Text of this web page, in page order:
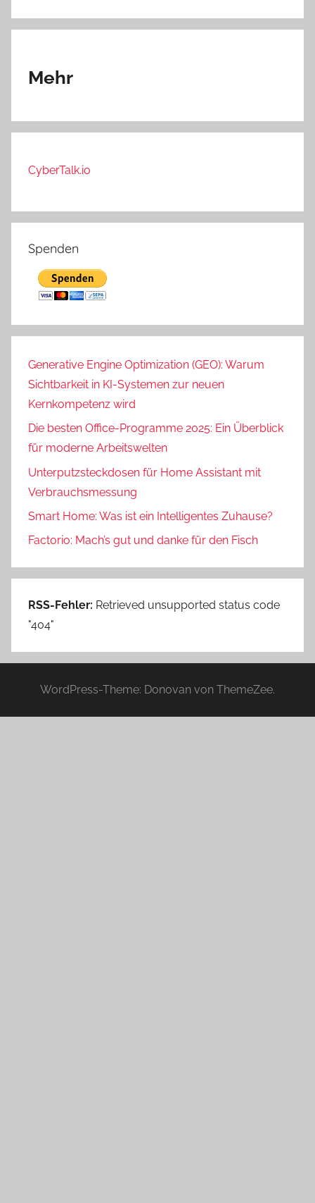
Mehr
CyberTalk.io
Spenden
Generative Engine Optimization (GEO): Warum
Sichtbarkeit in KI-Systemen zur neuen
Kernkompetenz wird
Die besten Office-Programme 2025: Ein Überblick
für moderne Arbeitswelten
Unterputzsteckdosen für Home Assistant mit
Verbrauchsmessung
Smart Home: Was ist ein Intelligentes Zuhause?
Factorio: Mach’s gut und danke für den Fisch
RSS-Fehler: Retrieved unsupported status code
"404"
WordPress-Theme: Donovan von ThemeZee.